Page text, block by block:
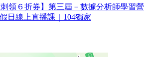
刺領６折券】第三屆－數據分析師學習營
日線上直播課｜104獨家